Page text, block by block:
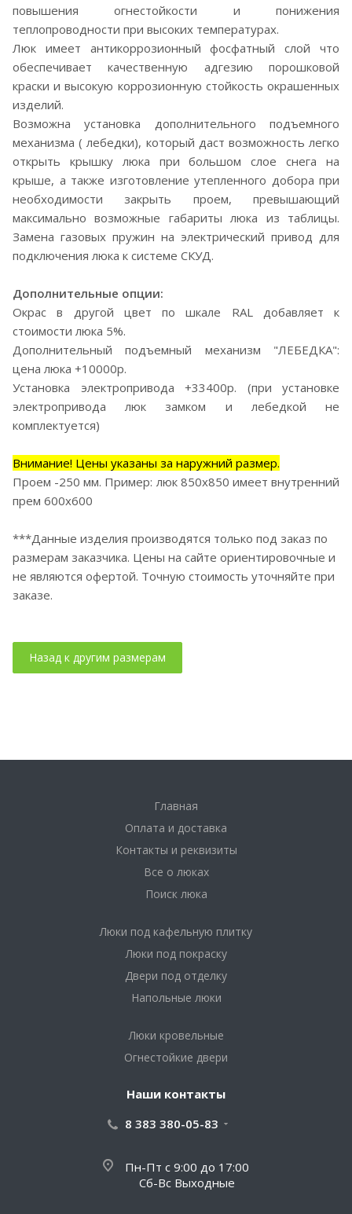
повышения огнестойкости и понижения
теплопроводности при высоких температурах.
Люк имеет антикоррозионный фосфатный слой что
обеспечивает качественную адгезию порошковой
краски и высокую коррозионную стойкость окрашенных
изделий.
Возможна установка дополнительного подъемного
механизма ( лебедки), который даст возможность легко
открыть крышку люка при большом слое снега на
крыше, а также изготовление утепленного добора при
необходимости закрыть проем, превышающий
максимально возможные габариты люка из таблицы.
Замена газовых пружин на электрический привод для
подключения люка к системе СКУД.
Дополнительные опции:
Окрас в другой цвет по шкале RAL добавляет к
стоимости люка 5%.
Дополнительный подъемный механизм "ЛЕБЕДКА":
цена люка +10000р.
Установка электропривода +33400р. (при установке
электропривода люк замком и лебедкой не
комплектуется)
Внимание! Цены указаны за наружний размер.
Проем -250 мм. Пример: люк 850х850 имеет внутренний
прем 600х600
***Данные изделия производятся только под заказ по
размерам заказчика. Цены на сайте ориентировочные и
не являются офертой. Точную стоимость уточняйте при
заказе.
Главная
Оплата и доставка
Контакты и реквизиты
Все о люках
Поиск люка
Люки под кафельную плитку
Люки под покраску
Двери под отделку
Напольные люки
Люки кровельные
Огнестойкие двери
Наши контакты
8 383 380-05-83
Пн-Пт с 9:00 до 17:00
Сб-Вс Выходные